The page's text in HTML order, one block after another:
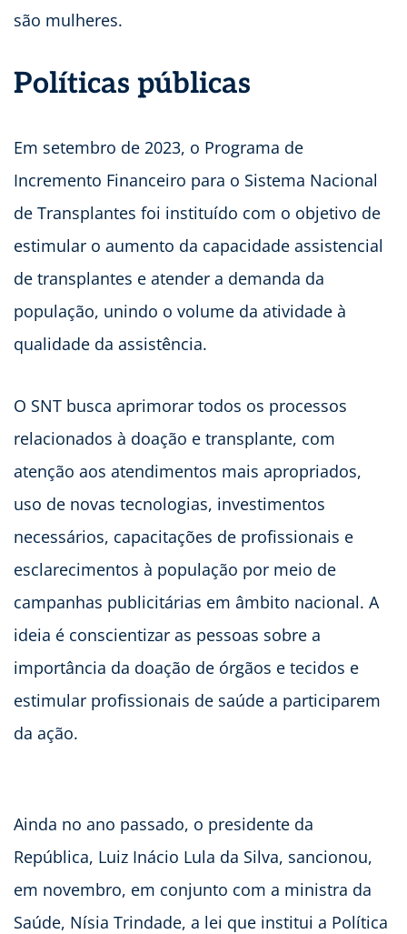
são mulheres.
Políticas públicas
Em setembro de 2023, o Programa de
Incremento Financeiro para o Sistema Nacional
de Transplantes foi instituído com o objetivo de
estimular o aumento da capacidade assistencial
de transplantes e atender a demanda da
população, unindo o volume da atividade à
qualidade da assistência.
O SNT busca aprimorar todos os processos
relacionados à doação e transplante, com
atenção aos atendimentos mais apropriados,
uso de novas tecnologias, investimentos
necessários, capacitações de profissionais e
esclarecimentos à população por meio de
campanhas publicitárias em âmbito nacional. A
ideia é conscientizar as pessoas sobre a
importância da doação de órgãos e tecidos e
estimular profissionais de saúde a participarem
da ação.
Ainda no ano passado, o presidente da
República, Luiz Inácio Lula da Silva, sancionou,
em novembro, em conjunto com a ministra da
Saúde, Nísia Trindade, a lei que institui a Política